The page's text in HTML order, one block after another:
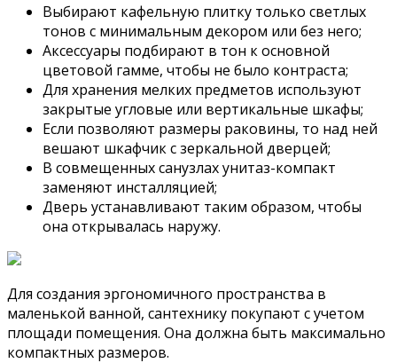
Выбирают кафельную плитку только светлых
тонов с минимальным декором или без него;
Аксессуары подбирают в тон к основной
цветовой гамме, чтобы не было контраста;
Для хранения мелких предметов используют
закрытые угловые или вертикальные шкафы;
Если позволяют размеры раковины, то над ней
вешают шкафчик с зеркальной дверцей;
В совмещенных санузлах унитаз-компакт
заменяют инсталляцией;
Дверь устанавливают таким образом, чтобы
она открывалась наружу.
Для создания эргономичного пространства в
маленькой ванной, сантехнику покупают с учетом
площади помещения. Она должна быть максимально
компактных размеров.